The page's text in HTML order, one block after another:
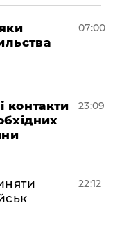
07:00
контакти
23:09
22:12